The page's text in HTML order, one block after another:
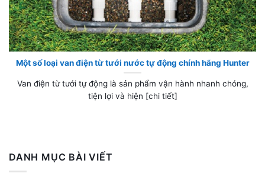
Một số loại van điện từ tưới nước tự động chính hãng Hunter
Van điện từ tưới tự động là sản phẩm vận hành nhanh chóng,
tiện lợi và hiện [chi tiết]
DANH MỤC BÀI VIẾT